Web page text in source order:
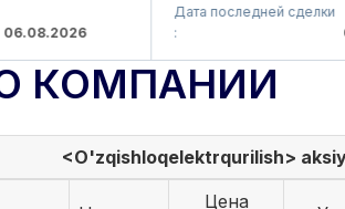
Дата последней сделки
КОМПАНИИ
<O'zqishloqelektrqurilish>
Цена